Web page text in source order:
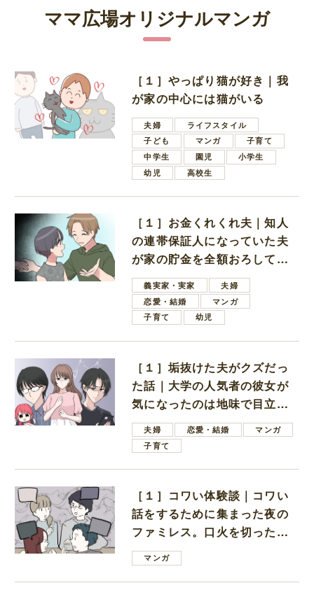
ママ広場オリジナルマンガ
［１］やっぱり猫が好き｜我
が家の中心には猫がいる
夫婦
ライフスタイル
子ども
マンガ
子育て
中学生
園児
小学生
幼児
高校生
［１］お金くれくれ夫｜知人
の連帯保証人になっていた夫
が家の貯金を全額おろしてほ
しいと言ってきた
義実家・実家
夫婦
恋愛・結婚
マンガ
子育て
幼児
［１］垢抜けた夫がクズだっ
た話｜大学の人気者の彼女が
気になったのは地味で目立た
ない男子学生
夫婦 恋愛・結婚
マンガ
子育て
［１］コワい体験談｜コワい
話をするために集まった夜の
ファミレス。口火を切ったの
は電車好きの男の子ママ
マンガ